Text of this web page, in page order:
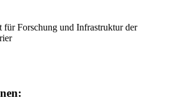
für Forschung und Infrastruktur der